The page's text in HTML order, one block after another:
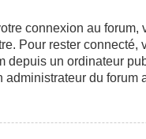
connexion au
Pour rester
depuis un ordinateur
administrateur du